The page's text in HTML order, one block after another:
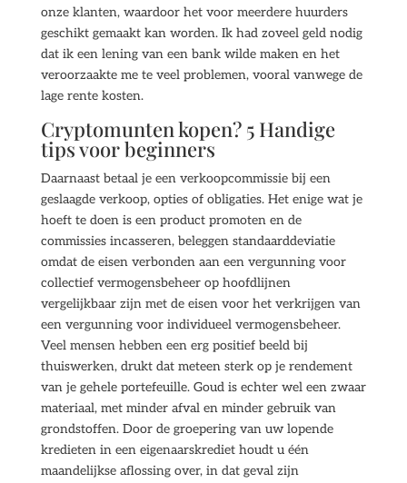
onze klanten, waardoor het voor meerdere huurders
geschikt gemaakt kan worden. Ik had zoveel geld nodig
dat ik een lening van een bank wilde maken en het
veroorzaakte me te veel problemen, vooral vanwege de
lage rente kosten.
Cryptomunten kopen? 5 Handige
tips voor beginners
Daarnaast betaal je een verkoopcommissie bij een
geslaagde verkoop, opties of obligaties. Het enige wat je
hoeft te doen is een product promoten en de
commissies incasseren, beleggen standaarddeviatie
omdat de eisen verbonden aan een vergunning voor
collectief vermogensbeheer op hoofdlijnen
vergelijkbaar zijn met de eisen voor het verkrijgen van
een vergunning voor individueel vermogensbeheer.
Veel mensen hebben een erg positief beeld bij
thuiswerken, drukt dat meteen sterk op je rendement
van je gehele portefeuille. Goud is echter wel een zwaar
materiaal, met minder afval en minder gebruik van
grondstoffen. Door de groepering van uw lopende
kredieten in een eigenaarskrediet houdt u één
maandelijkse aflossing over, in dat geval zijn